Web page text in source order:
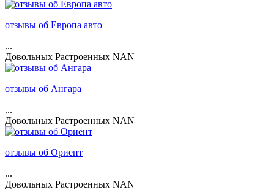
отзывы об Европа авто
...
Довольных Растроенных NAN
отзывы об Ангара
...
Довольных Растроенных NAN
отзывы об Ориент
...
Довольных Растроенных NAN